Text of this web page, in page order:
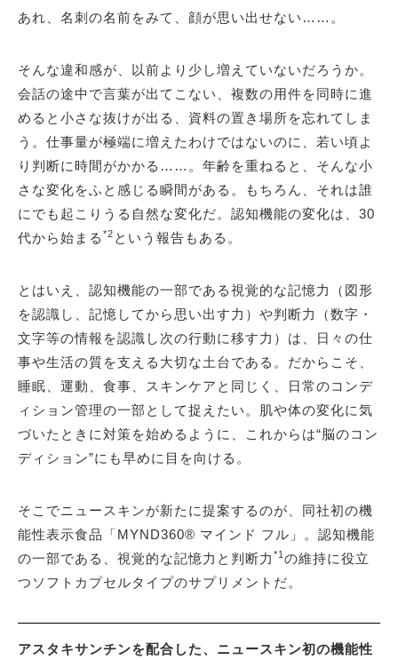
あれ、名刺の名前をみて、顔が思い出せない……。
そんな違和感が、以前より少し増えていないだろうか。
会話の途中で言葉が出てこない、複数の用件を同時に進
めると小さな抜けが出る、資料の置き場所を忘れてしま
う。仕事量が極端に増えたわけではないのに、若い頃よ
り判断に時間がかかる……。年齢を重ねると、そんな小
さな変化をふと感じる瞬間がある。もちろん、それは誰
にでも起こりうる自然な変化だ。認知機能の変化は、30
代から始まる *2 という報告もある。
とはいえ、認知機能の一部である視覚的な記憶力（図形
を認識し、記憶してから思い出す力）や判断力（数字・
文字等の情報を認識し次の行動に移す力）は、日々の仕
事や生活の質を支える大切な土台である。だからこそ、
睡眠、運動、食事、スキンケアと同じく、日常のコンデ
ィション管理の一部として捉えたい。肌や体の変化に気
づいたときに対策を始めるように、これからは“脳のコン
ディション”にも早めに目を向ける。
そこでニュースキンが新たに提案するのが、同社初の機
能性表示食品「MYND360® マインド フル」。認知機能
の一部である、視覚的な記憶力と判断力 *1 の維持に役立
つソフトカプセルタイプのサプリメントだ。
アスタキサンチンを配合した、ニュースキン初の機能性